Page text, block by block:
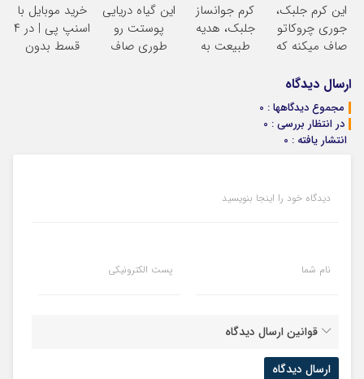
با تخفیف ویژه
فروشگاهت رو
ثبت کن
این کرم جلبک،
جوری چروکاتو
صاف میکنه که
کردی!(تخفیف
ویژه)
کرم جوانساز
جلبک، هدیه
طبیعت به
این گیاه دریایی
پوستت رو
طوری صاف
خرید موبایل با
اسنپ پی | در ۴
قسط بدون
ارسال دیدگاه
مجموع دیدگاهها : 0
در انتظار بررسی : 0
انتشار یافته : 0
دیدگاه خود را اینجا بنویسید
نام شما پست الکترونیکی
قوانین ارسال دیدگاه